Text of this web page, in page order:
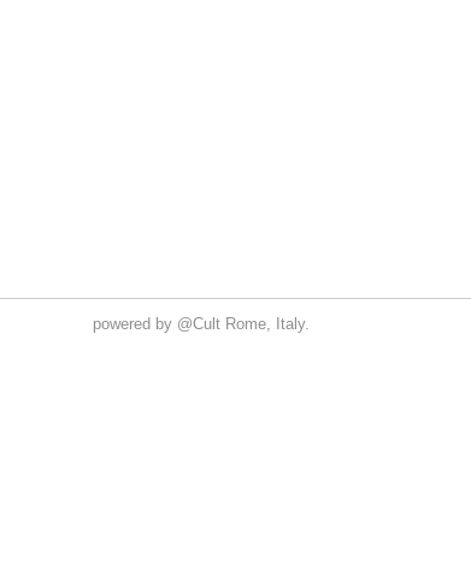
powered by @Cult Rome, Italy.